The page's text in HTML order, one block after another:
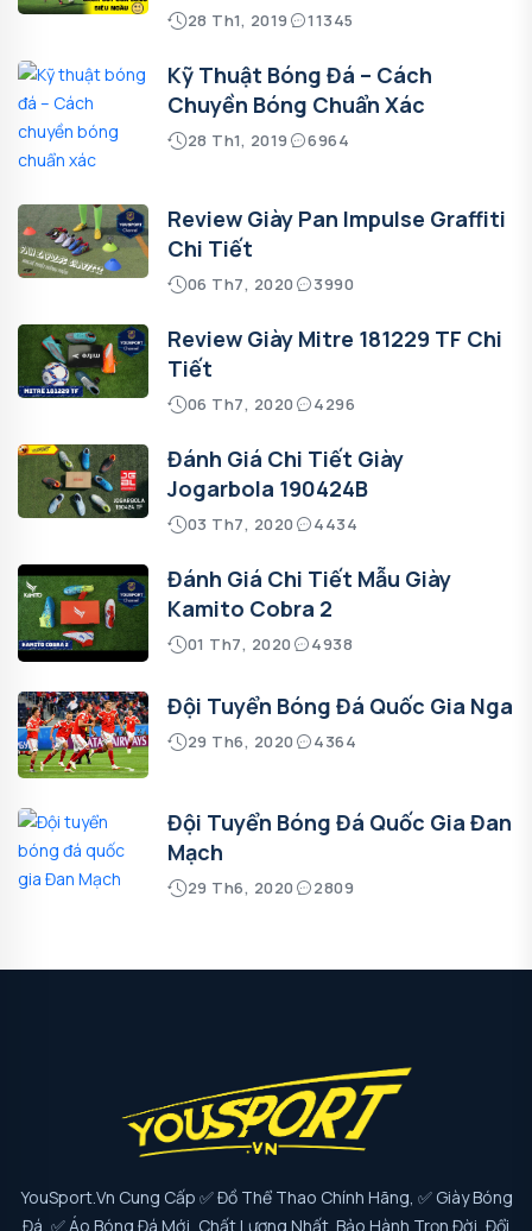
28 Th1, 2019 11345
Kỹ Thuật Bóng Đá – Cách
Chuyền Bóng Chuẩn Xác
28 Th1, 2019 6964
Review Giày Pan Impulse Graffiti
Chi Tiết
06 Th7, 2020 3990
Review Giày Mitre 181229 TF Chi
Tiết
06 Th7, 2020 4296
Đánh Giá Chi Tiết Giày
Jogarbola 190424B
03 Th7, 2020 4434
Đánh Giá Chi Tiết Mẫu Giày
Kamito Cobra 2
01 Th7, 2020 4938
Đội Tuyển Bóng Đá Quốc Gia Nga
29 Th6, 2020 4364
Đội Tuyển Bóng Đá Quốc Gia Đan
Mạch
29 Th6, 2020 2809
YouSport.vn Cung Cấp ✅ Đồ Thể Thao Chính Hãng, ✅ Giày Bóng
Đá, ✅ Áo Bóng Đá Mới, Chất Lượng Nhất. Bảo Hành Trọn Đời, Đổi